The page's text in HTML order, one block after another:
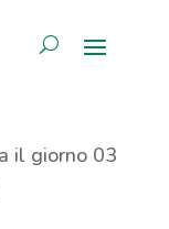
il giorno 03